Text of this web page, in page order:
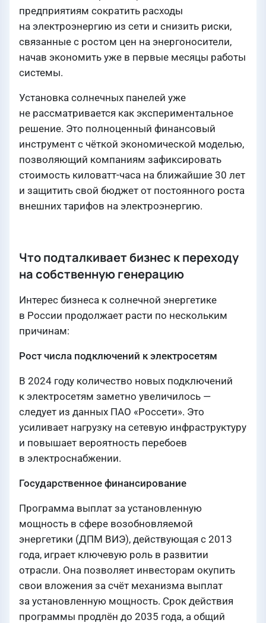
предприятиям сократить расходы
на электроэнергию из сети и снизить риски,
связанные с ростом цен на энергоносители,
начав экономить уже в первые месяцы работы
системы.
Установка солнечных панелей уже
не рассматривается как экспериментальное
решение. Это полноценный финансовый
инструмент с чёткой экономической моделью,
позволяющий компаниям зафиксировать
стоимость киловатт-часа на ближайшие 30 лет
и защитить свой бюджет от постоянного роста
внешних тарифов на электроэнергию.
Что подталкивает бизнес к переходу
на собственную генерацию
Интерес бизнеса к солнечной энергетике
в России продолжает расти по нескольким
причинам:
Рост числа подключений к электросетям
В 2024 году количество новых подключений
к электросетям заметно увеличилось —
следует из данных ПАО «Россети». Это
усиливает нагрузку на сетевую инфраструктуру
и повышает вероятность перебоев
в электроснабжении.
Государственное финансирование
Программа выплат за установленную
мощность в сфере возобновляемой
энергетики (ДПМ ВИЭ), действующая с 2013
года, играет ключевую роль в развитии
отрасли. Она позволяет инвесторам окупить
свои вложения за счёт механизма выплат
за установленную мощность. Срок действия
программы продлён до 2035 года, а общий